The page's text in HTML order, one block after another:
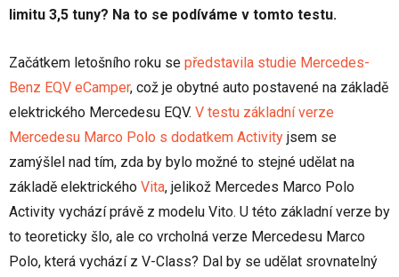
limitu 3,5 tuny? Na to se podíváme v tomto testu.
Začátkem letošního roku se představila studie Mercedes-
Benz EQV eCamper, což je obytné auto postavené na základě
elektrického Mercedesu EQV. V testu základní verze
Mercedesu Marco Polo s dodatkem Activity jsem se
zamýšlel nad tím, zda by bylo možné to stejné udělat na
základě elektrického Vita, jelikož Mercedes Marco Polo
Activity vychází právě z modelu Vito. U této základní verze by
to teoreticky šlo, ale co vrcholná verze Mercedesu Marco
Polo, která vychází z V-Class? Dal by se udělat srovnatelný